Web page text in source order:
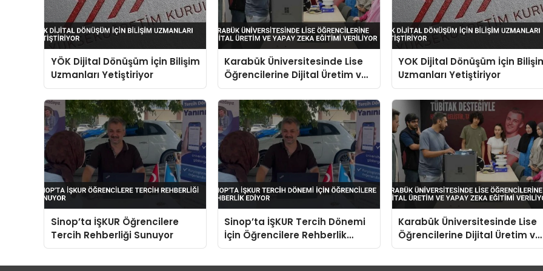
YÖK Dijital Dönüşüm İçin Bilişim
Uzmanları Yetiştiriyor
Karabük Üniversitesinde Lise
Öğrencilerine Dijital Üretim ve
Yapay Zeka Eğitimi Veriliyor
YOK Dijital Dönüşüm İçin
Uzmanları Yetiştiriyor
Sinop’ta İŞKUR Öğrencilere
Tercih Rehberliği Sunuyor
Sinop’ta İŞKUR Tercih Dönemi
İçin Öğrencilere Rehberlik
Ediyor
Karabük Üniversitesinde Lise
Öğrencilerine Dijital Üretim ve
Yapay Zeka Eğitimi Veriliyor